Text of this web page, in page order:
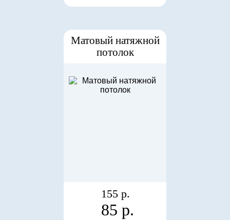
Матовый натяжной
потолок
155 р.
85 р.